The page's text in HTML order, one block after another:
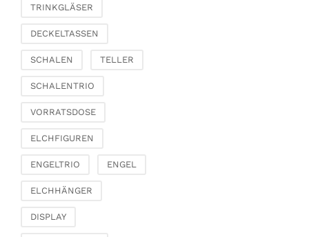
& Perlentäschchen
Schmuck &
Bücher & Zettelboxen
Schmetterlinge, Vögel,
TRINKGLÄSER
DECKELTASSEN
SCHALEN TELLER
SCHALENTRIO
VORRATSDOSE
ELCHFIGUREN
ENGELTRIO ENGEL
ELCHHÄNGER
DISPLAY